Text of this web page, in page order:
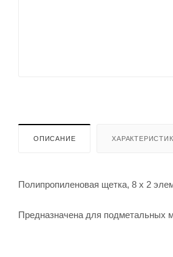
ОПИСАНИЕ
Полипропиленовая щетка, 8 х 2
Предназначена для подметальных